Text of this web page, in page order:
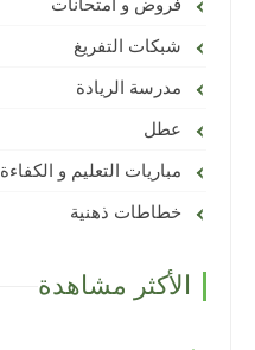
فروض و امتحانات
شبكات التفريغ
مدرسة الريادة
عطل
مباريات التعليم و الكفاءة
خطاطات ذهنية
الأكثر مشاهدة